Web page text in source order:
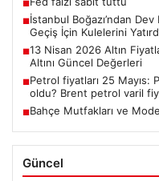
■
■İstanbul Boğazı’ndan
Geçiş İçin Kulelerini
■13 Nisan 2026 Altın
Altını Güncel Değerleri
■Petrol fiyatları 25 Mayıs:
oldu? Brent petrol varil
■Bahçe Mutfakları ve
Güncel